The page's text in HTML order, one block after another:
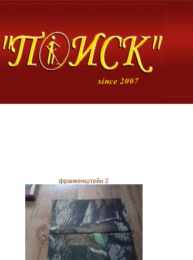
франкенштейн 2